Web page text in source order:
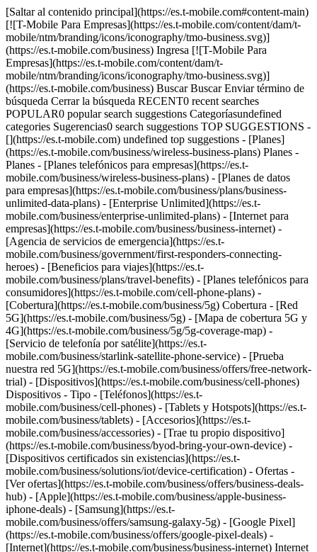
[Saltar al contenido principal](https://es.t-mobile.com#content-main) [![T-Mobile Para Empresas](https://es.t-mobile.com/content/dam/t-mobile/ntm/branding/icons/iconography/tmo-business.svg)](https://es.t-mobile.com/business) Ingresa [![T-Mobile Para Empresas](https://es.t-mobile.com/content/dam/t-mobile/ntm/branding/icons/iconography/tmo-business.svg)](https://es.t-mobile.com/business) Buscar Buscar Enviar término de búsqueda Cerrar la búsqueda RECENT0 recent searches POPULAR0 popular search suggestions Categoríasundefined categories Sugerencias0 search suggestions TOP SUGGESTIONS - [](https://es.t-mobile.com) undefined top suggestions - [Planes](https://es.t-mobile.com/business/wireless-business-plans) Planes - Planes - [Planes telefónicos para empresas](https://es.t-mobile.com/business/wireless-business-plans) - [Planes de datos para empresas](https://es.t-mobile.com/business/plans/business-unlimited-data-plans) - [Enterprise Unlimited](https://es.t-mobile.com/business/enterprise-unlimited-plans) - [Internet para empresas](https://es.t-mobile.com/business/business-internet) - [Agencia de servicios de emergencia](https://es.t-mobile.com/business/government/first-responders-connecting-heroes) - [Beneficios para viajes](https://es.t-mobile.com/business/plans/travel-benefits) - [Planes telefónicos para consumidores](https://es.t-mobile.com/cell-phone-plans) - [Cobertura](https://es.t-mobile.com/business/5g) Cobertura - [Red 5G](https://es.t-mobile.com/business/5g) - [Mapa de cobertura 5G y 4G](https://es.t-mobile.com/business/5g/5g-coverage-map) - [Servicio de telefonía por satélite](https://es.t-mobile.com/business/starlink-satellite-phone-service) - [Prueba nuestra red 5G](https://es.t-mobile.com/business/offers/free-network-trial) - [Dispositivos](https://es.t-mobile.com/business/cell-phones) Dispositivos - Tipo - [Teléfonos](https://es.t-mobile.com/business/cell-phones) - [Tablets y Hotspots](https://es.t-mobile.com/business/tablets) - [Accesorios](https://es.t-mobile.com/business/accessories) - [Trae tu propio dispositivo](https://es.t-mobile.com/business/byod-bring-your-own-device) - [Dispositivos certificados sin existencias](https://es.t-mobile.com/business/solutions/iot/device-certification) - Ofertas - [Ver ofertas](https://es.t-mobile.com/business/offers/business-deals-hub) - [Apple](https://es.t-mobile.com/business/apple-business-iphone-deals) - [Samsung](https://es.t-mobile.com/business/offers/samsung-galaxy-5g) - [Google Pixel](https://es.t-mobile.com/business/offers/google-pixel-deals) - [Internet](https://es.t-mobile.com/business/business-internet) Internet - [Información general](https://es.t-mobile.com/business/business-internet) - [Internet para empresas pequeñas/medianas](https://es.t-mobile.com/business/solutions/business-internet-services/small-business-internet) - [Internet para empresas grandes](https://es.t-mobile.com/business/solutions/business-internet-services/business-internet) - [Internet para el gobierno](https://es.t-mobile.com/business/government/internet-services) - [Internet para la educación](https://es.t-mobile.com/business/education/internet-services) - [Verifica disponibilidad](https://es.t-mobile.com/business/check-eligibility) - [Ofertas](https://es.t-mobile.com/business/offers/business-deals-hub) Ofertas - Ofertas - [Ver ofertas](https://es.t-mobile.com/business/offers/business-deals-hub) - [Apple](https://es.t-mobile.com/business/apple-business-iphone-deals) - [Samsung](https://es.t-mobile.com/business/offers/samsung-galaxy-5g#INTNAV=tNav:Deals:Samsung) - [Google Pixel](https://es.t-mobile.com/business/offers/google-pixel-deals) - [Teléfonos gratis y con cero de pago inicial](https://es.t-mobile.com/business/offers/zero-down-phones) - Descuentos del plan - [Militares y veteranos](https://es.t-mobile.com/business/offers/military-discount-plans) - [Miembros de servicios de emergencia](https://es.t-mobile.com/business/offers/first-responder-discount-phone-plans) - [Soluciones](https://es.t-mobile.com/business/solutions) Soluciones - Soluciones - [Información general](https://es.t-mobile.com/business/solutions) - [Internet para empresas](https://es.t-mobile.com/business/business-internet) - [Internet de las cosas](https://es.t-mobile.com/business/solutions/iot) - [Redes avanzadas](https://es.t-mobile.com/business/solutions/5g-advanced-solutions) - [Productividad](https://es.t-mobile.com/business/solutions/productivity) - [Seguridad](https://es.t-mobile.com/business/solutions/security) - [Comunicaciones basadas en IA](https://es.t-mobile.com/business/solutions/dialpad) - Segmentos e industrias - [Pequeña/mediana empresa](https://es.t-mobile.com/business/small-midsize-business) - [Compañía](https://es.t-mobile.com/business/enterprise) - [Gobierno](https://es.t-mobile.com/business/government) - [Educación](https://es.t-mobile.com/business/education) - [T-Priority](https://es.t-mobile.com/t-priority) - [Industrias](https://es.t-mobile.com/business/industry-solutions) - Recursos - [Por qué T-Mobile](https://es.t-mobile.com/business/why-tmobile) - [Historias de clientes](https://es.t-mobile.com/business/why-tmobile/customer-success-stories) - [Cambiar de operador móvil](https://es.t-mobile.com/business/switch-phone-carriers) - [Beneficios](https://es.t-mobile.com/business/benefits/magenta-status) - [T-Platform](https://es.t-mobile.com/business/solutions/t-platform) - [Premios Innovate](https://es.t-mobile.com/business/customer-innovate-awards) - [Socios](https://es.t-mobile.com) Socios - [Programa de socios](https://es.t-mobile.com/business/partner-recruitment) - [Ingreso al portal | Registrarse](https://businesspartners.t-mobile.com?INTNAV=tNav%3APartners%3APortalLoginRegister) [Contáctanos](https://es.t-mobile.com/business/b2b-contact-information) Contáctanos - [Ventas: 833-390-1896](tel:1-833-390-1896) - [Asistencia: 844-211-5308](tel:1-844-211-5308) - [Comunícate con ventas](https://es.t-mobile.com/business/b2b-contact-information/form) [Encuentra una tienda](https://es.t-mobile.com/stores/i/business) [Carrito](https://es.t-mobile.com/business/cart) Buscar Buscar Enviar término de búsqueda Cerrar la búsqueda RECENT0 recent searches POPULAR0 popular search suggestions Categoríasundefined categories Sugerencias0 search suggestions TOP SUGGESTIONS - [](https://es.t-mobile.com) undefined top suggestions Cómo empezar Mi cuenta [Ingresar](https://tfb.t-mobile.com/) [Volver al tablero](https://es.t-mobile.com/account/dashboard) más de T-Mobile - [Wireless (Móvil)](https://es.t-mobile.com/) - [Empresas](https://es.t-mobile.com/business) - [Prepagado](https://es.prepaid.t-mobile.com/home) - [Internet](https://es.t-mobile.com/home-internet) - [T-Priority](https://es.t-mobile.com/t-priority) - [SuperMobile](https://es.t-mobile.com/business/plans/supermobile) [](https://es.t-mobile.com) # 5G y el vehículo conectado: la base de la estrategia de datos de los fabricantes de automóviles. ## 5G y el vehículo conectado: la base de la estrategia de datos de los fabricantes de automóviles. Comparte este artículo: [![](https://es.t-mobile.com/content/dam/digx/tmobile/us/en/branding/icons/Linked-In-icon.png)](https://www.linkedin.com/uas/login?session_redirect=https%3A%2F%2Fwww.linkedin.com%2FshareArticle%3Furl%3Dhttps%3A%2F%2Fwww.t-mobile.com%2Fbusiness%2Fresources%2Farticles%2F5g-connected-vehicle.html) [![](https://es.t-mobile.com/content/dam/digx/tmobile/us/en/branding/icons/Facebook-icon.png)](https://www.facebook.com/login.php?skip_api_login=1&api_key=966242223397117&signed_next=1&next=https%3A%2F%2Fwww.facebook.com%2Fsharer%2Fsharer.php%3Fu%3Dhttps%253A%252F%252Fwww.t-mobile.com%252Fbusiness%252Fresources%252Farticles%252F5g-connected-vehicle.html&cancel_url=https%3A%2F%2Fwww.facebook.com%2Fdialog%2Fclose_window%2F%3Fapp_id%3D966242223397117%26connect%3D0%23_%3D_&display=popup&locale=en_US) [![](https://es.t-mobile.com/content/dam/digx/tmobile/us/en/branding/icons/Twitter-icon.png)](https://twitter.com/intent/tweet?url=https%3A%2F%2Fwww.t-mobile.com%2Fbusiness%2Fresources%2Farticles%2F5g-connected-vehicle.html&text=How%20Mobility%20Can%20Help%20Cut%20Friction%20from%20Customer%20Experiences) __Matt Arcaro,__ analista sénior de la industria, IDC ## ¿Qué lugar ocupa la conectividad de los vehículos en la lista de prioridades estratégicas de los fabricantes de automóviles? La industria automotriz se encuentra en medio de su revolución tecnológica más significativa de los últimos 100 años. Como resultado, los fabricante de automóviles están haciendo grandes inversiones para modernizar todos los aspectos de sus negocios, incluidos, entre otros, desarrollo, pruebas, fabricación, ventas, servicio y gestión del ciclo de vida de los vehículos. Si bien estos objetivos de modernización son amplios y globales, hay un rasgo esencial que se repite en todos los ámbitos: aprovechar el poder de los datos. El vehículo conectado es uno de los pilares fundamentales sobre los que los fabricantes de automóviles están construyendo su estrategia de datos integral. Sin embargo, esto de pensar acerca de la necesidad de impulsar la conectividad y el acceso a datos hacia y desde todos los sistemas y subsistemas del vehículo es relativamente nuevo para los fabricantes de automóviles. IDC observó en el pasado que la mayoría de los fabricantes aislaba el alcance y la influencia de sus organizaciones de vehículos conectados para concentrarse en determinados casos de uso críticos y requisitos normativos. Afortunadamente, esto cambió cuando los fabricantes elevaron el perfil de la conectividad de los vehículos a una iniciativa vertical definida por los directivos, lo cual a su vez impulsó los cambios en personal, proc